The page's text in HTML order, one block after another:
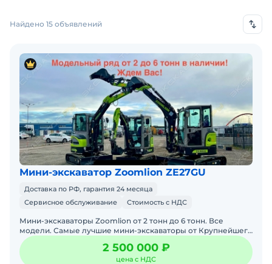
Найдено 15 объявлений
Мини-экскаватор Zoomlion ZE27GU
Доставка по РФ, гарантия 24 месяца
Сервисное обслуживание
Стоимость с НДС
Мини-экскаваторы Zoomlion от 2 тонн до 6 тонн. Все
модели. Самые лучшие мини-экскаваторы от Крупнейшего
производителя ZOOMLION из Китая, в наличии со складов в
2 500 000 ₽
цена с НДС